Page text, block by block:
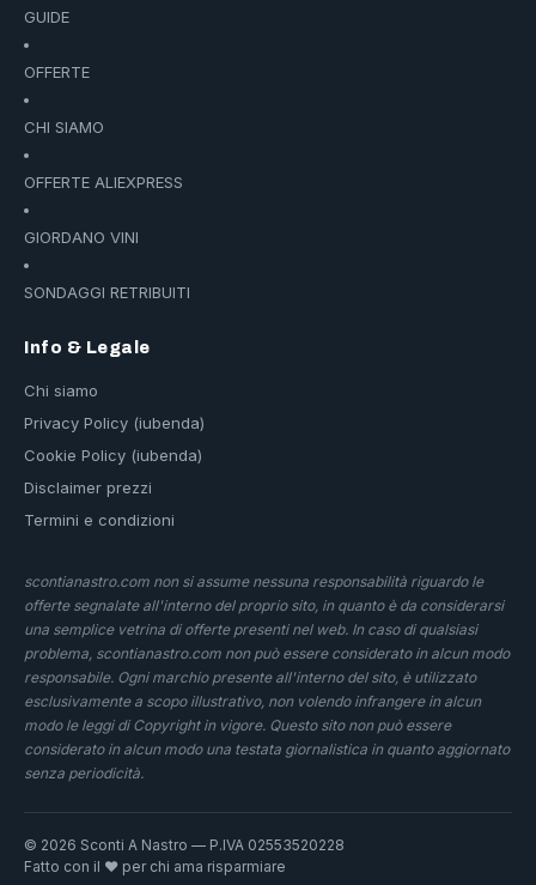
GUIDE
OFFERTE
CHI SIAMO
OFFERTE ALIEXPRESS
GIORDANO VINI
SONDAGGI RETRIBUITI
Info & Legale
Chi siamo
Privacy Policy (iubenda)
Cookie Policy (iubenda)
Disclaimer prezzi
Termini e condizioni
scontianastro.com non si assume nessuna responsabilità riguardo le
offerte segnalate all'interno del proprio sito, in quanto è da considerarsi
una semplice vetrina di offerte presenti nel web. In caso di qualsiasi
problema, scontianastro.com non può essere considerato in alcun modo
responsabile. Ogni marchio presente all'interno del sito, è utilizzato
esclusivamente a scopo illustrativo, non volendo infrangere in alcun
modo le leggi di Copyright in vigore. Questo sito non può essere
considerato in alcun modo una testata giornalistica in quanto aggiornato
senza periodicità.
© 2026 Sconti A Nastro — P.IVA 02553520228
Fatto con il ❤️ per chi ama risparmiare